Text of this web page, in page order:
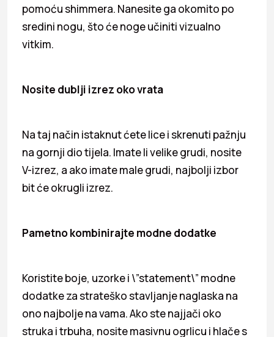
pomoću shimmera. Nanesite ga okomito po
sredini nogu, što će noge učiniti vizualno
vitkim.
Nosite dublji izrez oko vrata
Na taj način istaknut ćete lice i skrenuti pažnju
na gornji dio tijela. Imate li velike grudi, nosite
V-izrez, a ako imate male grudi, najbolji izbor
bit će okrugli izrez.
Pametno kombinirajte modne dodatke
Koristite boje, uzorke i \”statement\” modne
dodatke za strateško stavljanje naglaska na
ono najbolje na vama. Ako ste najjači oko
struka i trbuha, nosite masivnu ogrlicu i hlače s